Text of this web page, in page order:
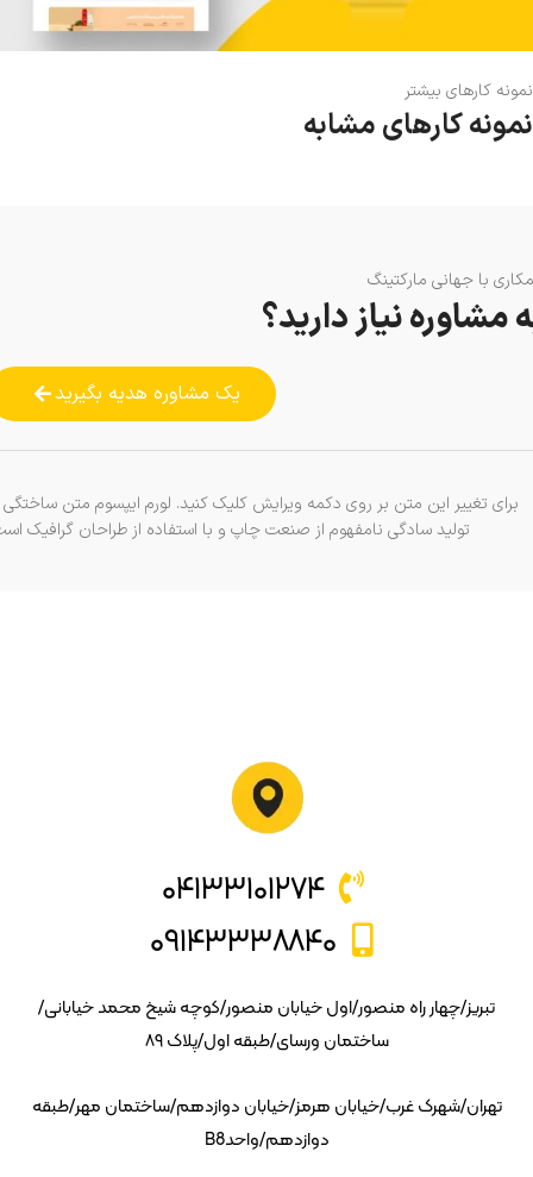
نمونه کارهای بیشتر
نمونه کارهای مشابه
با جهانی مارکتینگ
مشاوره نیاز دارید؟
یک مشاوره هدیه بگیرید
برای تغییر این متن بر روی دکمه ویرایش کلیک کنید. لورم ایپسوم متن ساختگی
تولید سادگی نامفهوم از صنعت چاپ و با استفاده از طراحان گرافیک
۰۴۱۳۳۱۰۱۲۷۴
۰۹۱۴۳۳۳۸۸۴۰
تبریز/چهار راه منصور/اول خیابان منصور/کوچه شیخ محمد خیابانی/
ساختمان ورسای/طبقه اول/پلاک ۸۹
تهران/شهرک غرب/خیابان هرمز/خیابان دوازدهم/ساختمان مهر/طبقه
دوازدهم/واحدB8